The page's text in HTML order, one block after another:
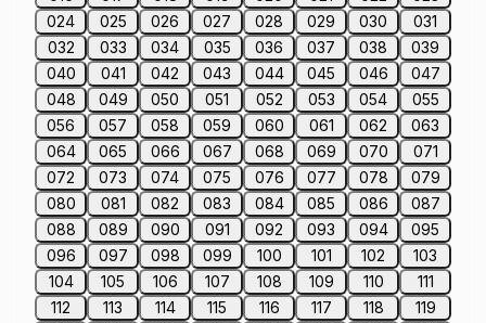
024
025 026 027 028 029 030
031
032
033 034 035 036 037 038
039
040
041 042 043 044 045 046
047
048
049 050 051 052 053 054
055
056
057 058 059 060 061 062
063
064
065 066 067 068 069 070
071
072
073 074 075 076 077 078
079
080
081 082 083 084 085 086
087
088
089 090 091 092 093 094
095
096
097 098 099 100 101 102
103
104
105 106 107 108 109 110
111
112
113 114 115 116 117 118
119